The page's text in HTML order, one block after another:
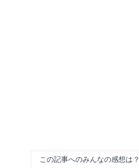
この記事へのみんなの感想は？